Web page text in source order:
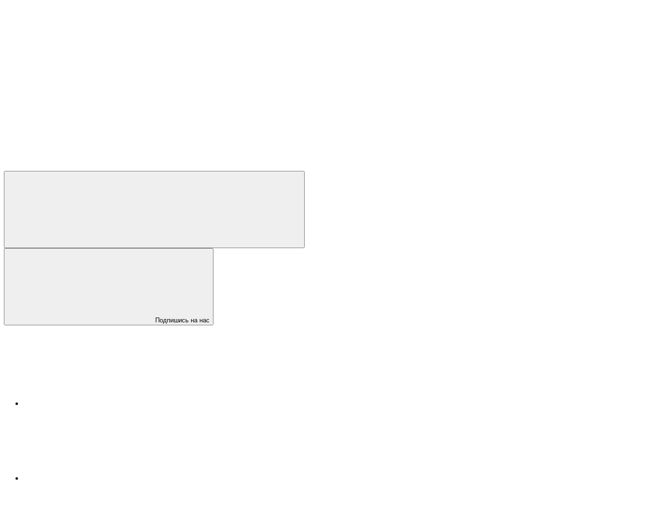
Подпишись на нас